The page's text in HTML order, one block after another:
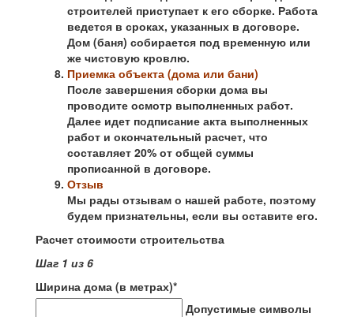
строителей приступает к его сборке. Работа
ведется в сроках, указанных в договоре.
Дом (баня) собирается под временную или
же чистовую кровлю.
Приемка объекта (дома или бани)
После завершения сборки дома вы
проводите осмотр выполненных работ.
Далее идет подписание акта выполненных
работ и окончательный расчет, что
составляет 20% от общей суммы
прописанной в договоре.
Отзыв
Мы рады отзывам о нашей работе, поэтому
будем признательны, если вы оставите его.
Расчет стоимости строительства
Шаг 1 из 6
Ширина дома (в метрах)*
Допустимые символы